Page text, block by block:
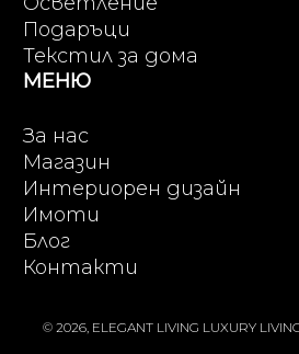
Подаръци
Текстил за дома
МЕНЮ
За нас
Магазин
Интериорен дизайн
Имоти
Блог
Контакти
© 2026, ELEGANT LIVING LUXURY